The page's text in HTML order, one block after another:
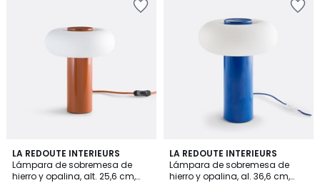
LA REDOUTE INTERIEURS
Lámpara de sobremesa de
hierro y opalina, alt. 25,6 cm,
LA REDOUTE INTERIEURS
Lámpara de sobremesa de
hierro y opalina, al. 36,6 cm,
4,8
/ 5
2
Colores